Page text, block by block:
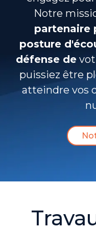
Notre
partenaire
posture
défense de
puissiez être
atteindre vos